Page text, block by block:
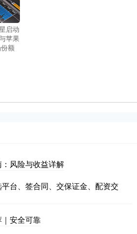
启动
苹果
额
风险与收益详解
台、签合同、交保证金、配资交
安全可靠